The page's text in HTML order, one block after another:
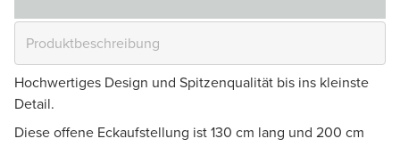
Hochwertiges Design und Spitzenqualität bis ins kleinste
Detail.
Diese offene Eckaufstellung ist 130 cm lang und 200 cm